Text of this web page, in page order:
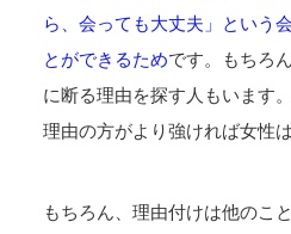
ら、会っても大丈夫」という
とができるためです。もちろ
に断る理由を探す人もいます
理由の方がより強ければ女性は
もちろん、理由付けは他のこ